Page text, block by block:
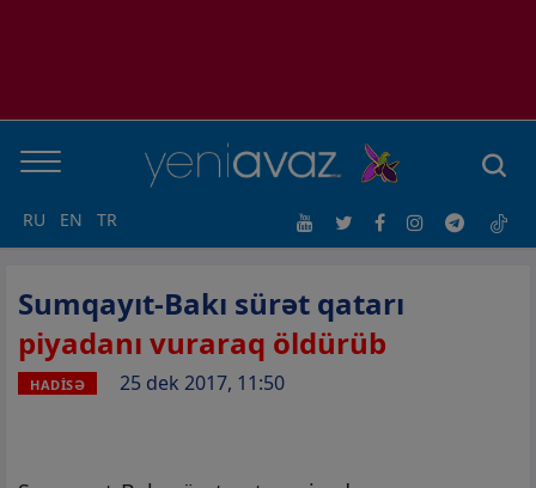
RU EN TR
Sumqayıt-Bakı sürət qatarı
piyadanı vuraraq öldürüb
HADİSƏ 25 dek 2017, 11:50